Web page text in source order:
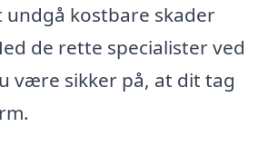
kostbare skader
de rette specialister ved
være sikker på, at dit tag